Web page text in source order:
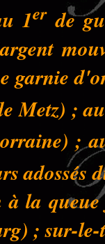
1erde
garnie
Metz) ;
;
adossés
la
; sur-le-